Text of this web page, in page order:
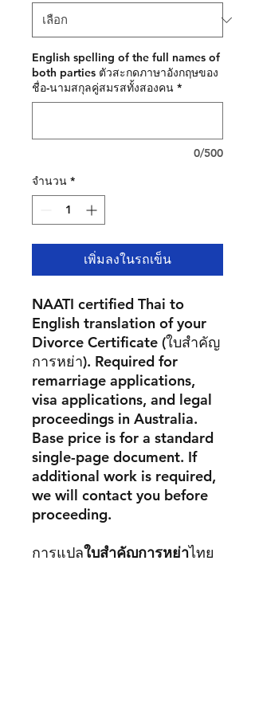
English spelling of the full names of
both parties ตัวสะกดภาษาอังกฤษของ
ชื่อ-นามสกุลคู่สมรสทั้งสองคน *
0/500
จำนวน *
เพิ่มลงในรถเข็น
NAATI certified Thai to
English translation of your
Divorce Certificate (ใบสำคัญ
การหย่า). Required for
remarriage applications,
visa applications, and legal
proceedings in Australia.
Base price is for a standard
single-page document. If
additional work is required,
we will contact you before
proceeding.
การแปลใบสำคัญการหย่าไทย